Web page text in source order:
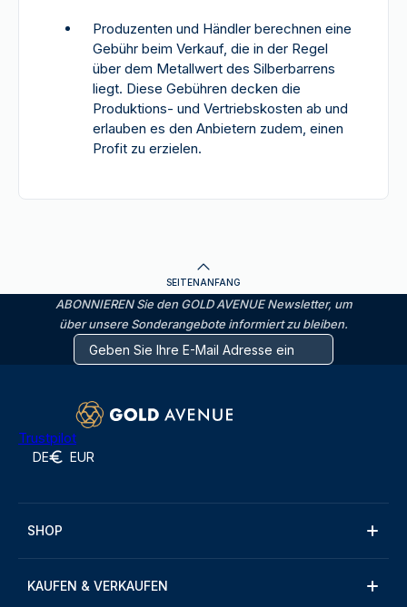
Produzenten und Händler berechnen eine
Gebühr beim Verkauf, die in der Regel
über dem Metallwert des Silberbarrens
liegt. Diese Gebühren decken die
Produktions- und Vertriebskosten ab und
erlauben es den Anbietern zudem, einen
Profit zu erzielen.
SEITENANFANG
ABONNIEREN Sie den GOLD AVENUE Newsletter, um
über unsere Sonderangebote informiert zu bleiben.
Trustpilot
DE EUR
SHOP
KAUFEN & VERKAUFEN